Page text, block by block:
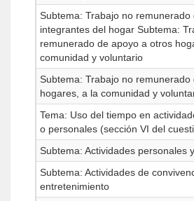
Subtema: Trabajo no remunerado
integrantes del hogar Subtema:
remunerado de apoyo a otros
comunidad y voluntario
Subtema: Trabajo no
hogares, a la comunidad y
Tema: Uso del tiempo en
o personales (sección VI del
Subtema: Actividades personales
Subtema: Actividades de
entretenimiento